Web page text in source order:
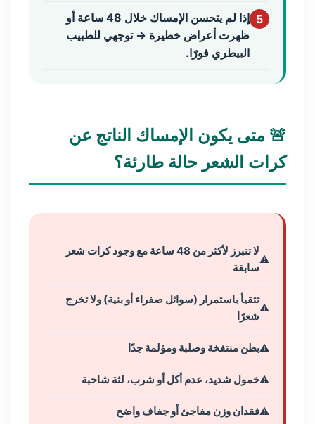
5
إذا لم يتحسن الإمساك خلال 48 ساعة أو
ظهرت أعراض خطيرة → توجهي للطبيب
البيطري فورًا.
🚨 متى يكون الإمساك الناتج عن
كرات الشعر حالة طارئة؟
لا تتبرز لأكثر من 48 ساعة مع وجود كرات شعر
سابقة
تتقيأ باستمرار (سوائل صفراء أو بنية) ولا تخرج
شعرًا
بطن منتفخة وصلبة ومؤلمة جدًا
خمول شديد، عدم أكل أو شرب، لثة شاحبة
فقدان وزن مفاجئ أو جفاف واضح